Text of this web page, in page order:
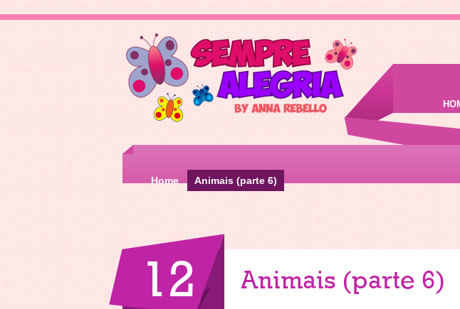
Home Animais (parte 6)
12 Animais (parte 6)